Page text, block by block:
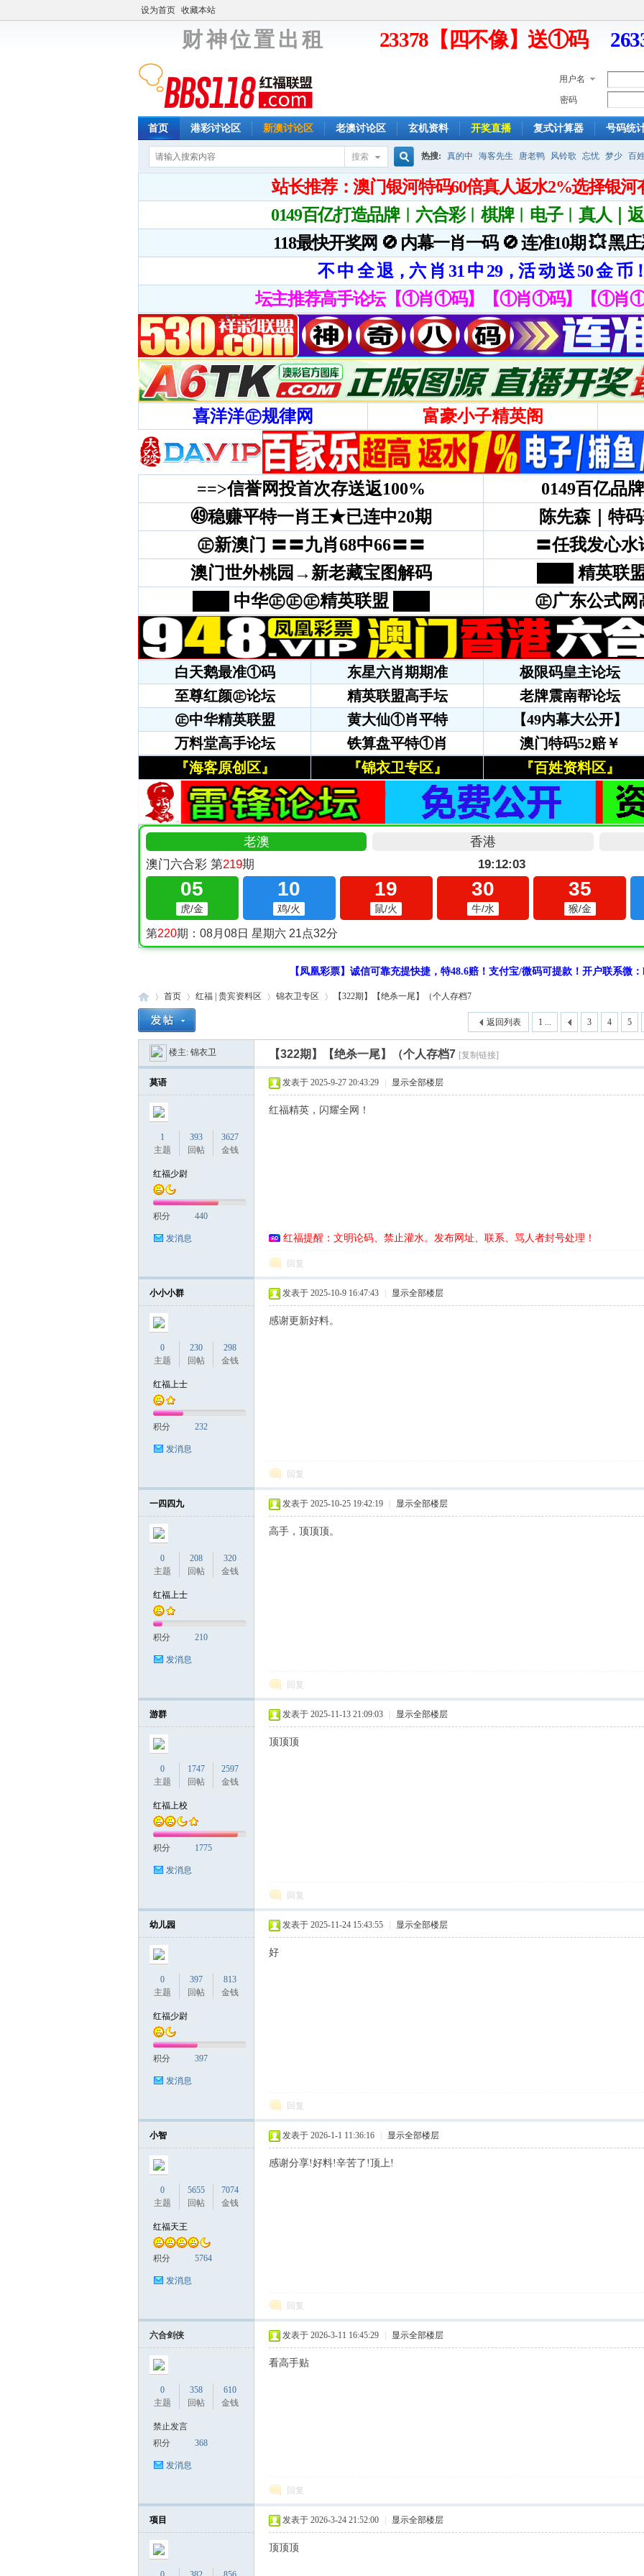
设为首页 收藏本站
财 神 位 置 出 租 23378【四不像】送①码
用户名
密码
首页 港彩讨论区 新澳讨论区 老澳讨论区 玄机资料 开奖直播 复式计算器 号码统
搜索
搜
索
热搜: 真的中 海客先生 唐老鸭 风铃歌 忘忧 梦少 百
【凤凰彩票】诚信可靠充提快捷，特48.6赔！支付宝/微码可提款！开户联系微：
盟
»
首页
›
红福 | 贵宾资料区 锦衣卫专区 【322期】【绝杀一尾】（个人存档7
1 ... 3 4 5
返回列表
楼主: 锦衣卫 【322期】【绝杀一尾】（个人存档7 [复制链接]
莫语
1
主题
393
回帖
3627
金钱
红福少尉
积分 440
发消息
发表于 2025-9-27 20:43:29 显示全部楼层
红福精英，闪耀全网！
红福提醒：文明论码、禁止灌水。发布网址、联系、骂人者封号处理！
回复
小小小群
0
主题
230
回帖
298
金钱
红福上士
积分 232
发消息
发表于 2025-10-9 16:47:43 显示全部楼层
感谢更新好料。
回复
一四四九
0
主题
208
回帖
320
金钱
红福上士
积分 210
发消息
发表于 2025-10-25 19:42:19 显示全部楼层
高手，顶顶顶。
回复
游群
0
主题
1747
回帖
2597
金钱
红福上校
积分 1775
发消息
发表于 2025-11-13 21:09:03 显示全部楼层
顶顶顶
回复
幼儿园
0
主题
397
回帖
813
金钱
红福少尉
积分 397
发消息
发表于 2025-11-24 15:43:55 显示全部楼层
好
回复
小智
0
主题
5655
回帖
7074
金钱
红福天王
积分 5764
发消息
发表于 2026-1-1 11:36:16 显示全部楼层
感谢分享!好料!辛苦了!顶上!
回复
六合剑侠
0
主题
358
回帖
610
金钱
禁止发言
积分
368
发消息
发表于 2026-3-11 16:45:29 显示全部楼层
看高手贴
回复
项目 发表于 2026-3-24 21:52:00 显示全部楼层
顶顶顶